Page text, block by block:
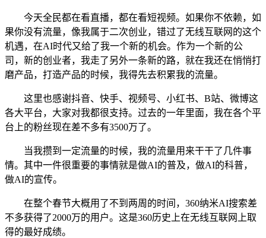
今天全民都在看直播，都在看短视频。如果你不依赖，如
果你没有流量，像我属于二次创业，错过了无线互联网的这个
机遇，在AI时代又给了我一个新的机会。作为一个新的公
司，新的创业者，我走了另外一条新的路，就在我还在悄悄打
磨产品，打造产品的时候，我得先去积累我的流量。
这里也感谢抖音、快手、视频号、小红书、B站、微博这
各大平台，大家对我都很支持。过去的一年里面，我在各个平
台上的粉丝现在差不多有3500万了。
当我攒到一定流量的时候，我的流量用来干干了几件事
情。其中一件很重要的事情就是做AI的普及，做AI的科普，
做AI的宣传。
在整个春节大概用了不到两周的时间，360纳米AI搜索差
不多获得了2000万的用户。这是360历史上在无线互联网上取
得的最好成绩。